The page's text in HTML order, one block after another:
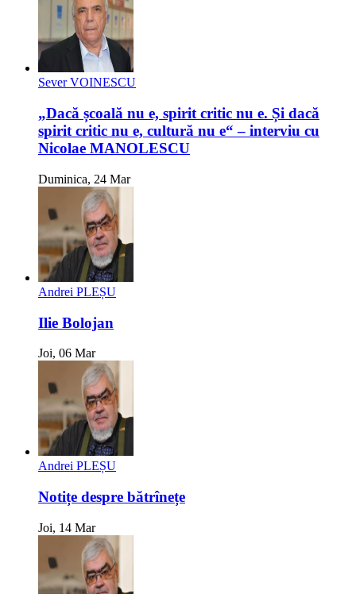
Sever VOINESCU
„Dacă școală nu e, spirit critic nu e. Și dacă
spirit critic nu e, cultură nu e“ – interviu cu
Nicolae MANOLESCU
Duminica, 24 Mar
Andrei PLEȘU
Ilie Bolojan
Joi, 06 Mar
Andrei PLEȘU
Notițe despre bătrînețe
Joi, 14 Mar